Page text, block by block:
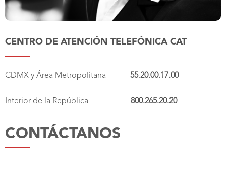
CENTRO DE ATENCIÓN TELEFÓNICA CAT
CDMX y Área Metropolitana 55.20.00.17.00
Interior de la República 800.265.20.20
CONTÁCTANOS